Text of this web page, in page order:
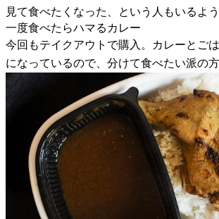
見て食べたくなった、という人もいるよう
一度食べたらハマるカレー
今回もテイクアウトで購入。カレーとご
になっているので、分けて食べたい派の